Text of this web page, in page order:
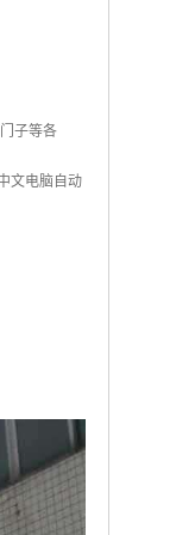
子等各
文电脑自动